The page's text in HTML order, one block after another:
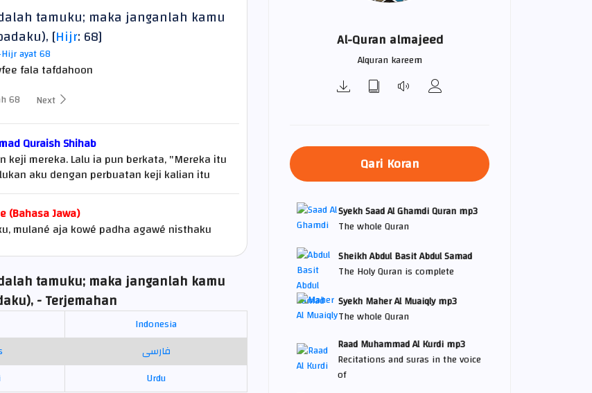
tamuku; maka janganlah kamu
[Hijr: 68]
ayat 68
fala tafdahoon
68 Next
Quraish Shihab
mereka. Lalu ia pun berkata, "Mereka itu
aku dengan perbuatan keji kalian itu
(Bahasa Jawa)
mulané aja kowé padha agawé nisthaku
tamuku; maka janganlah kamu
- Terjemahan
Indonesia
فارسی
Urdu
Al-Quran almajeed
Alquran kareem
Qari Koran
Syekh Saad Al Ghamdi Quran mp3
The whole Quran
Sheikh Abdul Basit Abdul Samad
The Holy Quran is complete
Syekh Maher Al Muaiqly mp3
The whole Quran
Raad Muhammad Al Kurdi mp3
Recitations and suras in the voice
of